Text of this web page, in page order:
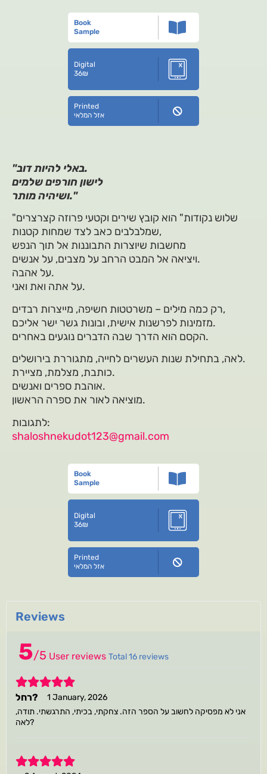
Book
Sample
Digital
36₪
Printed
אזל המלאי
"באלי להיות דוב.
לישון חורפים שלמים
ושיהיה מותר."
"שלוש נקודות" הוא קובץ שירים וקטעי פרוזה קצרצרים
שמלבלבים כאב לצד שמחות קטנות,
מחשבות שיוצרות התבוננות אל תוך הנפש
ויציאה אל המבט הרחב על מצבים, על אנשים.
על אהבה.
על אתה ואת ואני.
רק כמה מילים – משרטטות חשיפה, מייצרות רבדים,
מזמינות לפרשנות אישית, ובונות גשר ישר אליכם.
הקסם הוא הדרך שבה הדברים נוגעים באחרים.
לאה, בתחילת שנות העשרים לחייה, מתגוררת בירושלים.
כותבת, מצלמת, מציירת.
אוהבת ספרים ואנשים.
מוציאה לאור את ספרה הראשון.
לתגובות:
shaloshnekudot123@gmail.com
Book
Sample
Digital
36₪
Printed
אזל המלאי
Reviews
5/5 User reviews Total 16 reviews
5
רחל?
1 January, 2026
אני לא מפסיקה לחשוב על הספר הזה. צחקתי, בכיתי, התרגשתי. תודה,
לאה?
5